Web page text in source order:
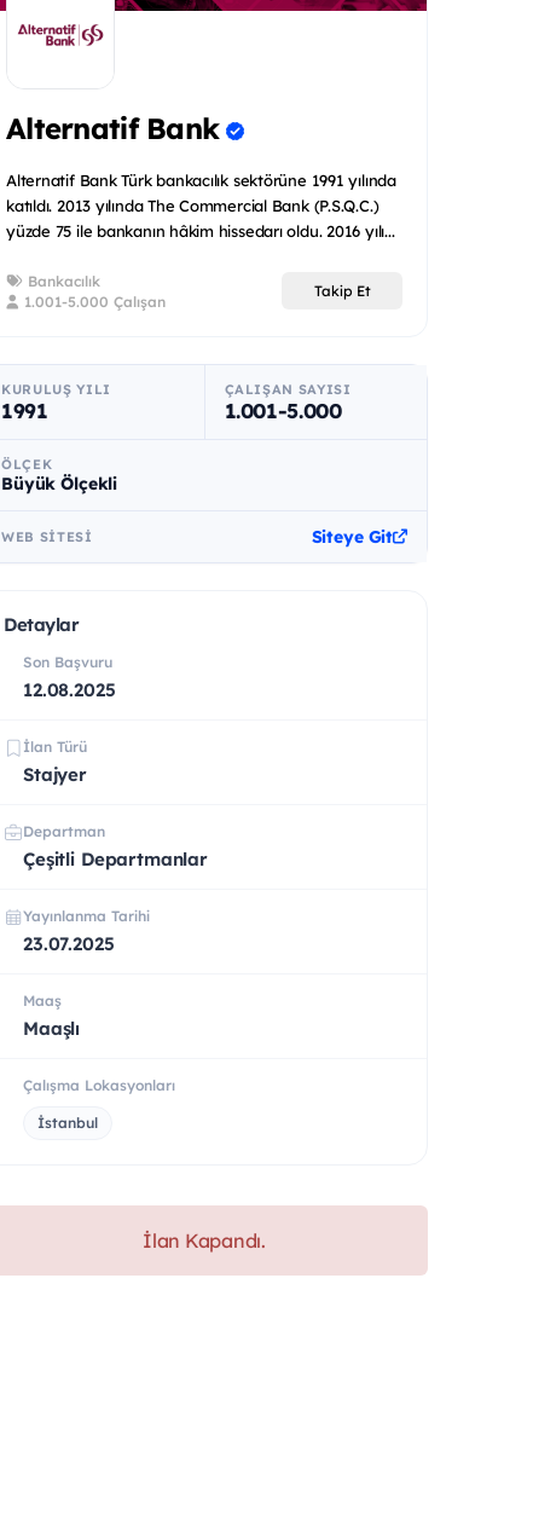
Alternatif Bank
Alternatif Bank Türk bankacılık sektörüne 1991 yılında
katıldı. 2013 yılında The Commercial Bank (P.S.Q.C.)
yüzde 75 ile bankanın hâkim hissedarı oldu. 2016 yılı...
Bankacılık
1.001-5.000 Çalışan
Takip Et
KURULUŞ YILI
1991
ÇALIŞAN SAYISI
1.001-5.000
ÖLÇEK
Büyük Ölçekli
WEB SITESI Siteye Git
Detaylar
Son Başvuru
12.08.2025
İlan Türü
Stajyer
Departman
Çeşitli Departmanlar
Yayınlanma Tarihi
23.07.2025
Maaş
Maaşlı
Çalışma Lokasyonları
İstanbul
İlan Kapandı.